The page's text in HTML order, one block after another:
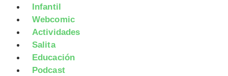
Infantil
Webcomic
Actividades
Salita
Educación
Podcast